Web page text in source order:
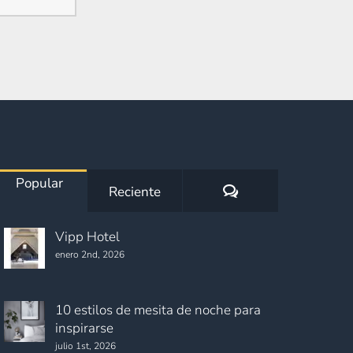
Popular Reciente Comentarios
Vipp Hotel
enero 2nd, 2026
10 estilos de mesita de noche para
inspirarse
julio 1st, 2026